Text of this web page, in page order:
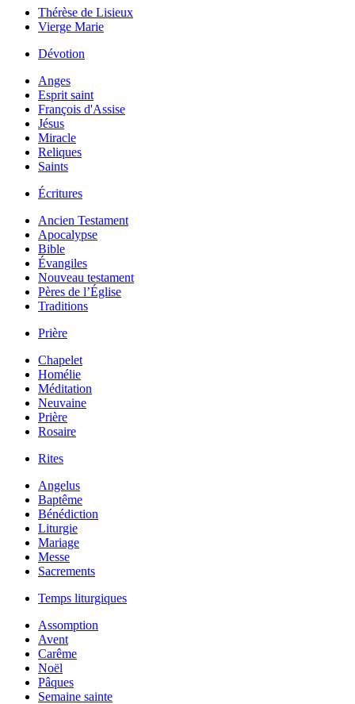
Thérèse de Lisieux
Vierge Marie
Dévotion
Anges
Esprit saint
François d'Assise
Jésus
Miracle
Reliques
Saints
Écritures
Ancien Testament
Apocalypse
Bible
Évangiles
Nouveau testament
Pères de l’Église
Traditions
Prière
Chapelet
Homélie
Méditation
Neuvaine
Prière
Rosaire
Rites
Angelus
Baptême
Bénédiction
Liturgie
Mariage
Messe
Sacrements
Temps liturgiques
Assomption
Avent
Carême
Noël
Pâques
Semaine sainte